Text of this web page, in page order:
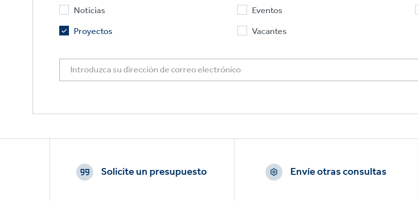
Noticias
Eventos
Proyectos
Vacantes
Footer
Solicite un presupuesto Envíe otras consultas